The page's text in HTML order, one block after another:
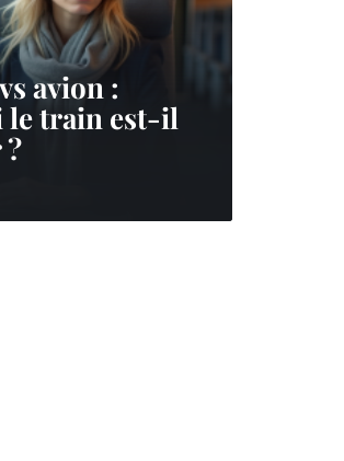
avion :
le train est-il